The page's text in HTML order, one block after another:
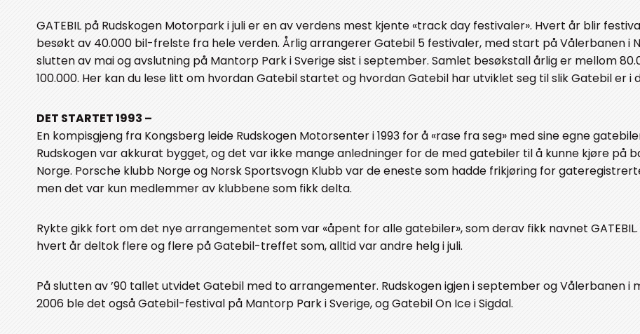
GATEBIL på Rudskogen Motorpark i juli er en av verdens mest kjente «track day festivaler». Hvert år blir
besøkt av 40.000 bil-frelste fra hele verden. Årlig arrangerer Gatebil 5 festivaler, med start på Vålerbanen i
slutten av mai og avslutning på Mantorp Park i Sverige sist i september. Samlet besøkstall årlig er mellom
100.000. Her kan du lese litt om hvordan Gatebil startet og hvordan Gatebil har utviklet seg til slik Gatebil er i
DET STARTET 1993 –
En kompisgjeng fra Kongsberg leide Rudskogen Motorsenter i 1993 for å «rase fra seg» med sine egne
Rudskogen var akkurat bygget, og det var ikke mange anledninger for de med gatebiler til å kunne kjøre på
Norge. Porsche klubb Norge og Norsk Sportsvogn Klubb var de eneste som hadde frikjøring for
men det var kun medlemmer av klubbene som fikk delta.
Rykte gikk fort om det nye arrangementet som var «åpent for alle gatebiler», som derav fikk navnet
hvert år deltok flere og flere på Gatebil-treffet som, alltid var andre helg i juli.
På slutten av ’90 tallet utvidet Gatebil med to arrangementer. Rudskogen igjen i september og Vålerbanen i
2006 ble det også Gatebil-festival på Mantorp Park i Sverige, og Gatebil On Ice i Sigdal.